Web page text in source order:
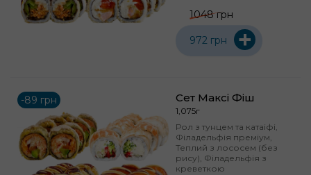
1048 грн
972 грн +
-89 грн Сет Максі Фіш
1,075г
Рол з тунцем та катаіфі,
Філадельфія преміум,
Теплий з лососем (без
рису), Філадельфія з
креветкою